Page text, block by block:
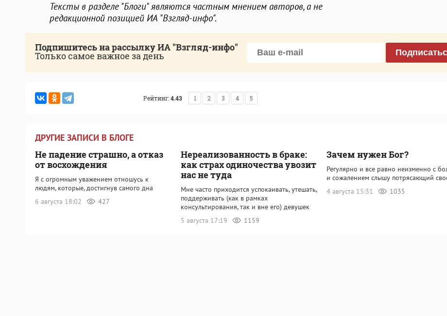
Тексты в разделе "Блоги" являются частным мнением авторов, а не
редакционной позицией ИА "Взгляд-инфо".
Подпишитесь на рассылку ИА "Взгляд-инфо"
Только самое важное за день
Рейтинг:4.43 1 2 3 4 5
ДРУГИЕ ЗАПИСИ В БЛОГЕ
Не падение страшно, а отказ
от восхождения
Я с огромным уважением отношусь к
людям, которые, достигнув самого дна
6 августа 18:02
427
Нереализованность в браке:
как страх одиночества увозит
нас не туда
Мне часто приходится успокаивать, утешать,
поддерживать (как в рамках
консультирования, так и вне его) девушек
5 августа 17:19
1159
Зачем нужен Бог?
Регулярно и все равно неизменно с
и сожалением слышу потрясающий
4 августа 15:31
1035